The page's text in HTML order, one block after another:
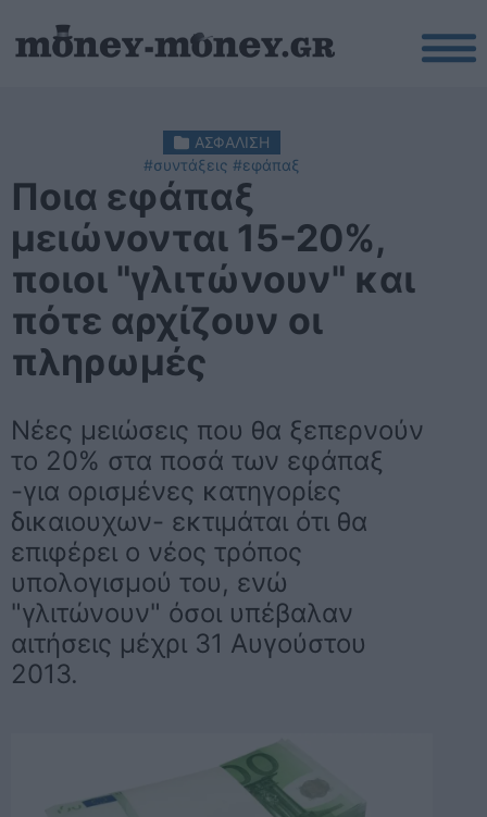
ΑΣΦΑΛΙΣΗ
#συντάξεις #εφάπαξ
Ποια εφάπαξ
μειώνονται 15-20%,
ποιοι "γλιτώνουν" και
πότε αρχίζουν οι
πληρωμές
Νέες μειώσεις που θα ξεπερνούν
το 20% στα ποσά των εφάπαξ
-για ορισμένες κατηγορίες
δικαιουχων- εκτιμάται ότι θα
επιφέρει ο νέος τρόπος
υπολογισμού του, ενώ
"γλιτώνουν" όσοι υπέβαλαν
αιτήσεις μέχρι 31 Αυγούστου
2013.